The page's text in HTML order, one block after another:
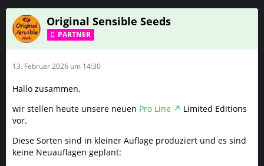
Original Sensible Seeds
PARTNER
13. Februar 2026 um 14:30
Hallo zusammen,
wir stellen heute unsere neuen Pro Line
Limited Editions
vor.
Diese Sorten sind in kleiner Auflage produziert und es sind
keine Neuauflagen geplant: